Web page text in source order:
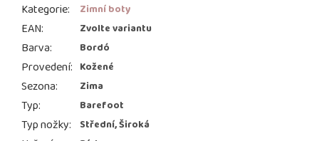
Kategorie: Zimní boty
EAN: Zvolte variantu
Barva: Bordó
Provedení: Kožené
Sezona: Zima
Typ: Barefoot
Typ nožky: Střední, Široká